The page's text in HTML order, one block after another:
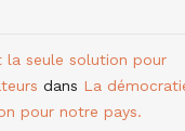
la seule solution pour
dans La
pour notre pays.